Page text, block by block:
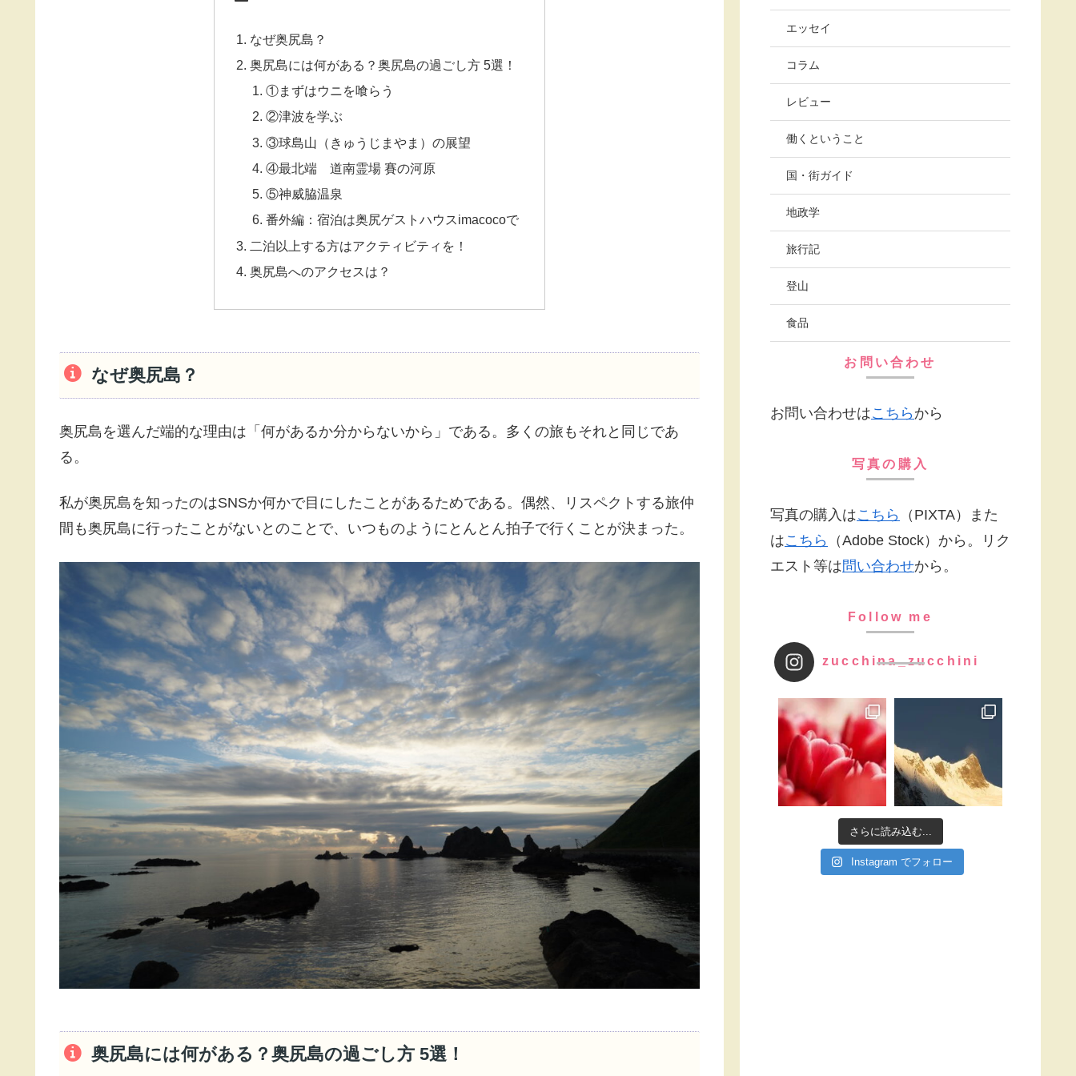
なぜ奥尻島？
奥尻島には何がある？奥尻島の過ごし方 5選！
①まずはウニを喰らう
②津波を学ぶ
③球島山（きゅうじまやま）の展望
④最北端 道南霊場 賽の河原
⑤神威脇温泉
番外編：宿泊は奥尻ゲストハウスimacocoで
二泊以上する方はアクティビティを！
奥尻島へのアクセスは？
なぜ奥尻島？
奥尻島を選んだ端的な理由は「何があるか分からないから」である。多くの旅もそれと同じであ
る。
私が奥尻島を知ったのはSNSか何かで目にしたことがあるためである。偶然、リスペクトする旅仲
間も奥尻島に行ったことがないとのことで、いつものようにとんとん拍子で行くことが決まった。
奥尻島には何がある？奥尻島の過ごし方 5選！
エッセイ
コラム
レビュー
働くということ
国・街ガイド
地政学
旅行記
登山
食品
お問い合わせ
お問い合わせはこちら から
写真の購入
写真の購入はこちら
（PIXTA）また
はこちら
（Adobe Stock）から。リク
エスト等は問い合わせから。
Follow me
zucchina_zucchini
さらに読み込む...
Instagram でフォロー